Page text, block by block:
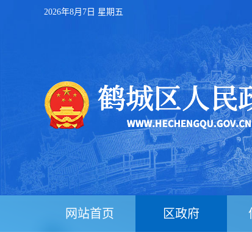
2026年8月7日 星期五
网站首页 区政府